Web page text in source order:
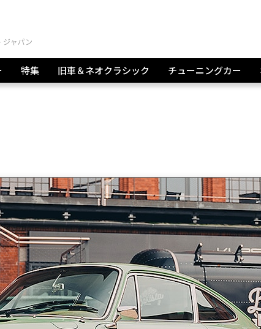
特集 旧車＆ネオクラシック チューニングカー